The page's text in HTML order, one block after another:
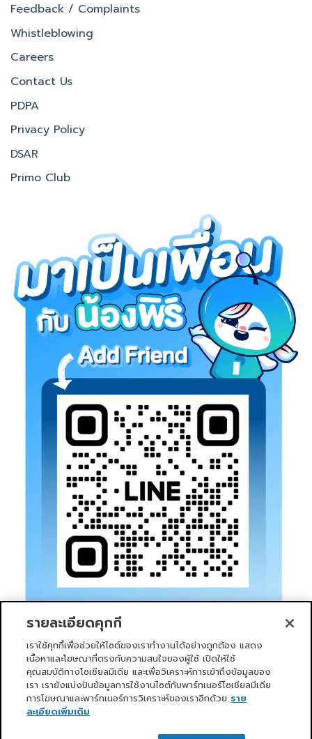
Feedback / Complaints
Whistleblowing
Careers
Contact Us
PDPA
Privacy Policy
DSAR
Primo Club
หน้าแรก บริการของเรา ข่าวสารและกิจกรรม PRIMO CLUB
เกี่ยวกับเรา นักลงทุนสัมพันธ์
รายละเอียดคุกกี้
เราใช้คุกกี้เพื่อช่วยให้ไซต์ของเราทำงานได้อย่างถูกต้อง แสดง
เนื้อหาและโฆษณาที่ตรงกับความสนใจของผู้ใช้ เปิดให้ใช้
คุณสมบัติทางโซเชียลมีเดีย และเพื่อวิเคราะห์การเข้าถึงข้อมูลของ
เรา เรายังแบ่งปันข้อมูลการใช้งานไซต์กับพาร์ทเนอร์โซเชียลมีเดีย
การโฆษณาและพาร์ทเนอร์การวิเคราะห์ของเราอีกด้วย ราย
ละเอียดเพิ่มเติม